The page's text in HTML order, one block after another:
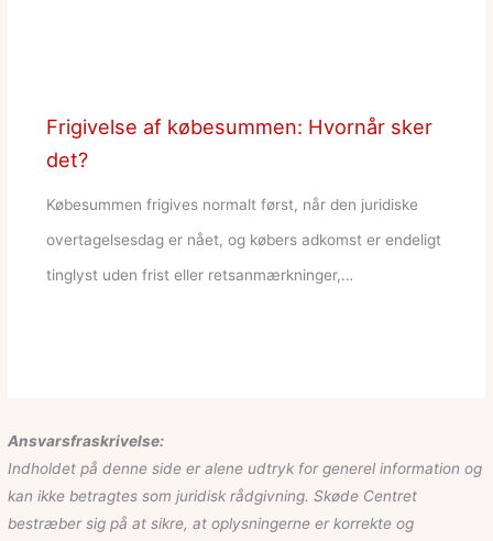
Frigivelse af købesummen: Hvornår sker
det?
Købesummen frigives normalt først, når den juridiske
overtagelsesdag er nået, og købers adkomst er endeligt
tinglyst uden frist eller retsanmærkninger,…
Ansvarsfraskrivelse:
Indholdet på denne side er alene udtryk for generel information og
kan ikke betragtes som juridisk rådgivning. Skøde Centret
bestræber sig på at sikre, at oplysningerne er korrekte og